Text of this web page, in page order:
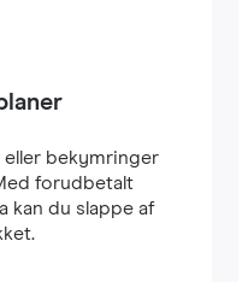
få minutter har
eller bekymringer
forudbetalt
kan du slappe af